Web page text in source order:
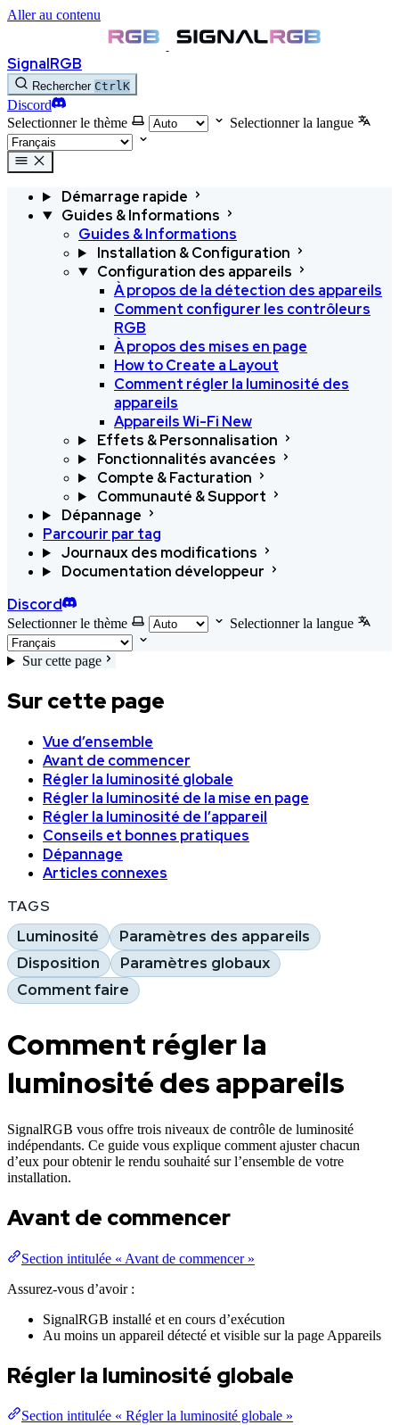
Aller au contenu
SignalRGB
Rechercher CtrlK
Discord
Selectionner le thème
Selectionner la langue
Démarrage rapide
Guides & Informations
Guides & Informations
Installation & Configuration
Configuration des appareils
À propos de la détection des appareils
Comment configurer les contrôleurs
RGB
À propos des mises en page
How to Create a Layout
Comment régler la luminosité des
appareils
Appareils Wi-Fi New
Effets & Personnalisation
Fonctionnalités avancées
Compte & Facturation
Communauté & Support
Dépannage
Parcourir par tag
Journaux des modifications
Documentation développeur
Discord
Selectionner le thème Selectionner la langue
Sur cette page
Sur cette page
Vue d’ensemble
Avant de commencer
Régler la luminosité globale
Régler la luminosité de la mise en page
Régler la luminosité de l’appareil
Conseils et bonnes pratiques
Dépannage
Articles connexes
TAGS
Luminosité
Paramètres des appareils
Disposition
Paramètres globaux
Comment faire
Comment régler la
luminosité des appareils
SignalRGB vous offre trois niveaux de contrôle de luminosité
indépendants. Ce guide vous explique comment ajuster chacun
d’eux pour obtenir le rendu souhaité sur l’ensemble de votre
installation.
Avant de commencer
Section intitulée « Avant de commencer »
Assurez-vous d’avoir :
SignalRGB installé et en cours d’exécution
Au moins un appareil détecté et visible sur la page Appareils
Régler la luminosité globale
Section intitulée « Régler la luminosité globale »